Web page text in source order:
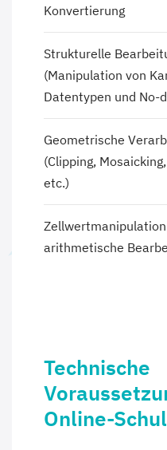
Konvertierung
Strukturelle
(Manipulation von
Datentypen und No-
Geometrische
(Clipping,
etc.)
arithmetische
Technische
Online-